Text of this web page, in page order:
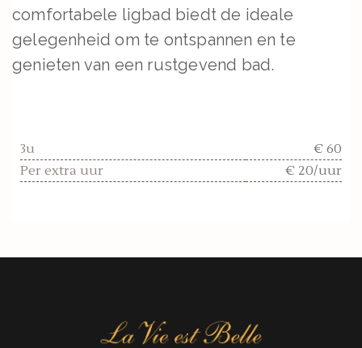
comfortabele ligbad biedt de ideale
gelegenheid om te ontspannen en te
genieten van een rustgevend bad.
3u
€ 60
Per extra uur
€ 20/uur